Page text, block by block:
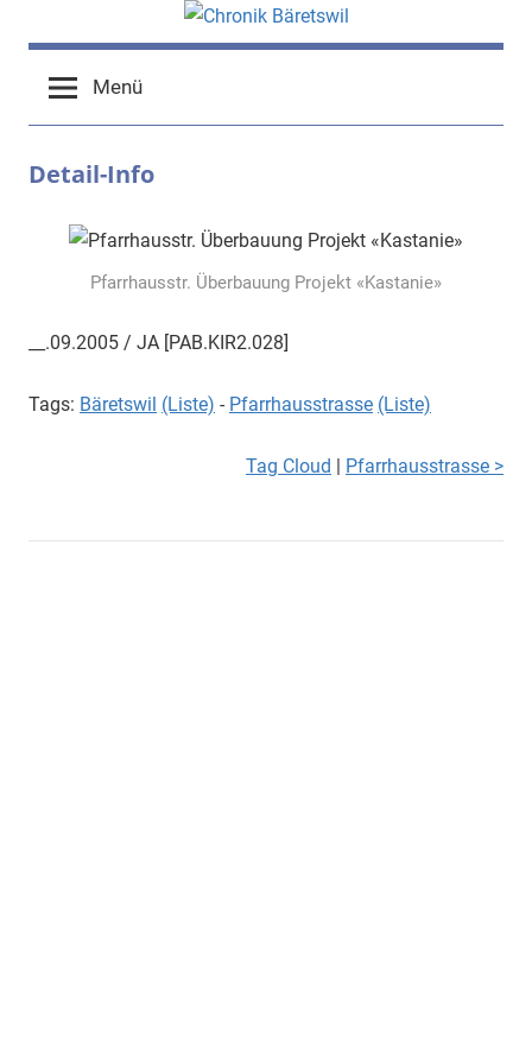
Inhalt
springenchronik-
baeretswil.ch
baeretswil.ch
Menü
Detail-Info
Pfarrhausstr. Überbauung Projekt «Kastanie»
__.09.2005 / JA [PAB.KIR2.028]
Tags: Bäretswil (Liste) - Pfarrhausstrasse (Liste)
Tag Cloud | Pfarrhausstrasse >